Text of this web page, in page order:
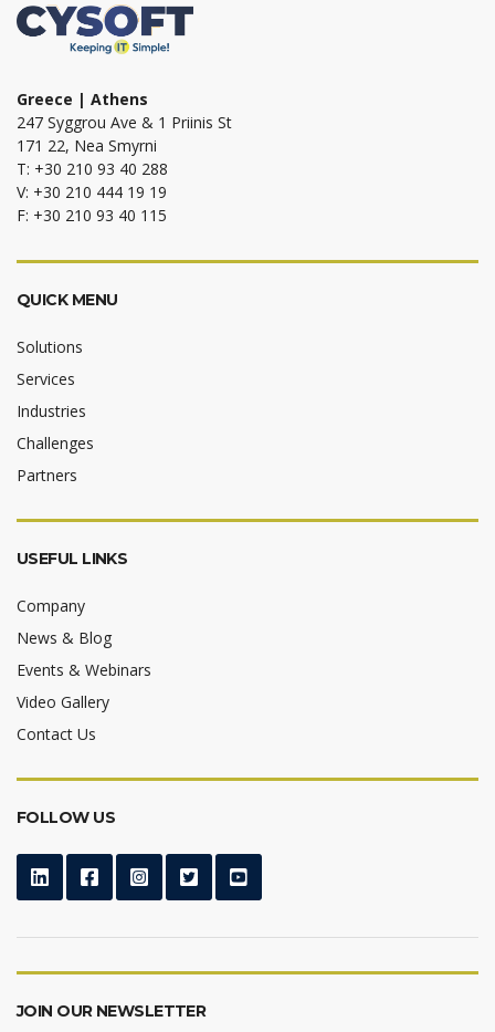
Greece | Athens
247 Syggrou Ave & 1 Priinis St
171 22, Nea Smyrni
T: +30 210 93 40 288
V: +30 210 444 19 19
F: +30 210 93 40 115
QUICK MENU
Solutions
Services
Industries
Challenges
Partners
USEFUL LINKS
Company
News & Blog
Events & Webinars
Video Gallery
Contact Us
FOLLOW US
JOIN OUR NEWSLETTER